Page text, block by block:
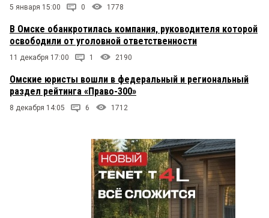
5 января 15:00 0 1778
В Омске обанкротилась компания, руководителя которой
освободили от уголовной ответственности
11 декабря 17:00 1 2190
Омские юристы вошли в федеральный и региональный
раздел рейтинга «Право-300»
8 декабря 14:05 6 1712